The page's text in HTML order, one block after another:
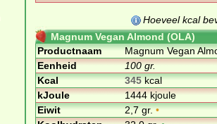
Hoeveel kcal
Magnum Vegan Almond (OLA)
Productnaam
Magnum Vegan
Eenheid
100 gr.
Kcal
345kcal
kJoule
1444 kjoule
Eiwit
2,7 gr.•